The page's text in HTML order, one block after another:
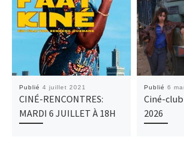
Publié 4 juillet 2021
CINÉ-RENCONTRES:
MARDI 6 JUILLET À 18H
Publié 6
Ciné-
2026